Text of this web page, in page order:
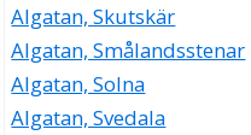
Algatan, Skutskär
Algatan, Smålandsstenar
Algatan, Solna
Algatan, Svedala